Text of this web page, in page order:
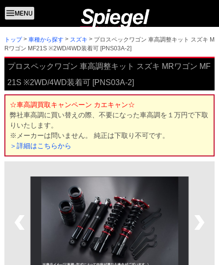
トップ 車種から探す スズキ
プロスペックワゴン 車高調整キット スズキ M
Rワゴン MF21S ※2WD/4WD装着可 [PNS03A-2]
プロスペックワゴン 車高調整キット スズキ MRワゴン MF
21S ※2WD/4WD装着可 [PNS03A-2]
☆車高調買取キャンペーン カエキャン☆
弊社車高調に買い替えの際、不要になった車高調を１万円で下取
りいたします。
※メーカーは問いません。 純正は下取り不可です。
＞詳細はこちらから